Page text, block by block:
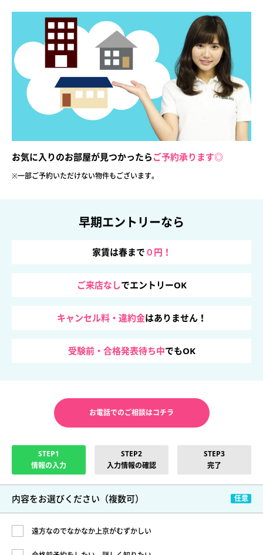
お気に入りのお部屋が見つかったら ご予約承ります◎
※一部ご予約いただけない物件もございます。
早期エントリーなら
家賃は春まで ０円！
ご来店なしでエントリーOK
キャンセル料・違約金はありません！
受験前・合格発表待ち中でもOK
お電話でのご相談はコチラ
STEP1
情報の入力
STEP2
入力情報の確認
STEP3
完了
内容をお選びください （複数可）
遠方なのでなかなか上京がむずかしい